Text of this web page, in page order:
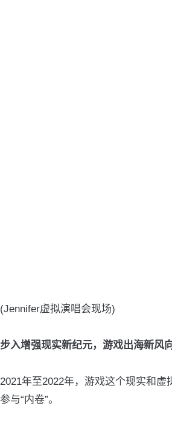
(Jennifer虚拟演唱会现场)
步入增强现实新纪元，游戏出海新风
2021年至2022年，游戏这个现实和
参与“内卷”。